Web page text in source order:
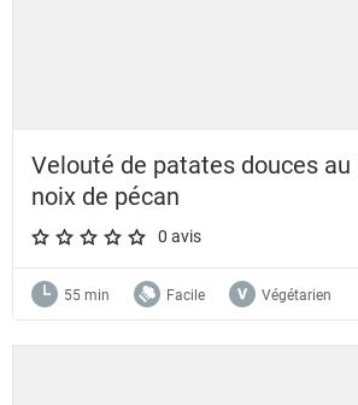
Velouté de patates douces
noix de pécan
A star rating of 0 out of 5.
0 avis
55 min Facile Végétarien